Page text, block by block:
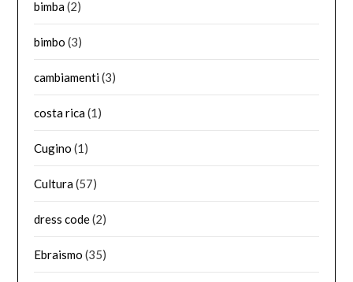
bimba(2)
bimbo (3)
cambiamenti(3)
costa rica(1)
Cugino (1)
Cultura(57)
dress code(2)
Ebraismo (35)